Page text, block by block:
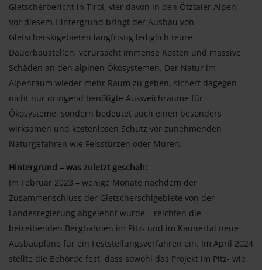
Gletscherbericht in Tirol, vier davon in den Ötztaler Alpen.
Vor diesem Hintergrund bringt der Ausbau von
Gletscherskigebieten langfristig lediglich teure
Dauerbaustellen, verursacht immense Kosten und massive
Schäden an den alpinen Ökosystemen. Der Natur im
Alpenraum wieder mehr Raum zu geben, sichert dagegen
nicht nur dringend benötigte Ausweichräume für
Ökosysteme, sondern bedeutet auch einen besonders
wirksamen und kostenlosen Schutz vor zunehmenden
Naturgefahren wie Felsstürzen oder Muren.
Hintergrund – was zuletzt geschah:
Im Februar 2023 – wenige Monate nachdem der
Zusammenschluss der Gletscherschigebiete von der
Landesregierung abgelehnt wurde – reichten die
betreibenden Bergbahnen im Pitz- und im Kaunertal neue
Ausbaupläne für ein Feststellungsverfahren ein. Im April 2024
stellte die Behörde fest, dass sowohl das Projekt im Pitz- wie